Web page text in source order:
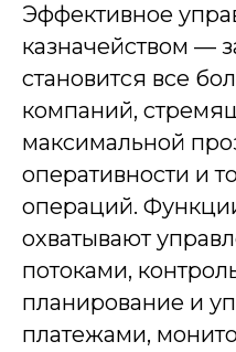
Эффективное
казначейством —
становится все
компаний,
максимальной
оперативности и
операций.
охватывают
потоками,
планирование и
платежами,